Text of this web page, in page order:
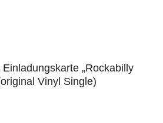
5.00
„Rockabilly
Vinyl Single)